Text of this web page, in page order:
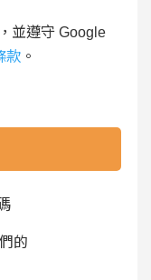
並遵守 Google
款 。
的